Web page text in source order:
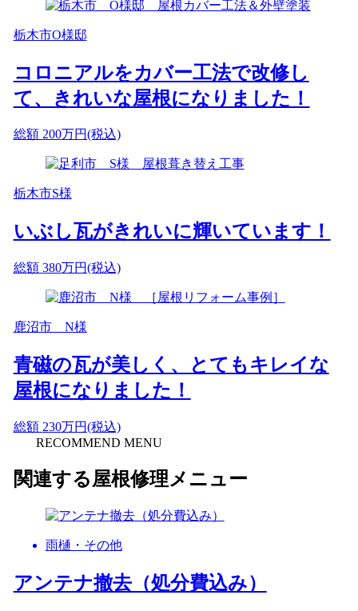
栃木市O様邸
コロニアルをカバー工法で改修し
て、きれいな屋根になりました！
総額 200万円(税込)
栃木市S様
いぶし瓦がきれいに輝いています！
総額 380万円(税込)
鹿沼市 N様
青磁の瓦が美しく、とてもキレイな
屋根になりました！
総額 230万円(税込)
RECOMMEND MENU
関連する屋根修理メニュー
雨樋・その他
アンテナ撤去（処分費込み）